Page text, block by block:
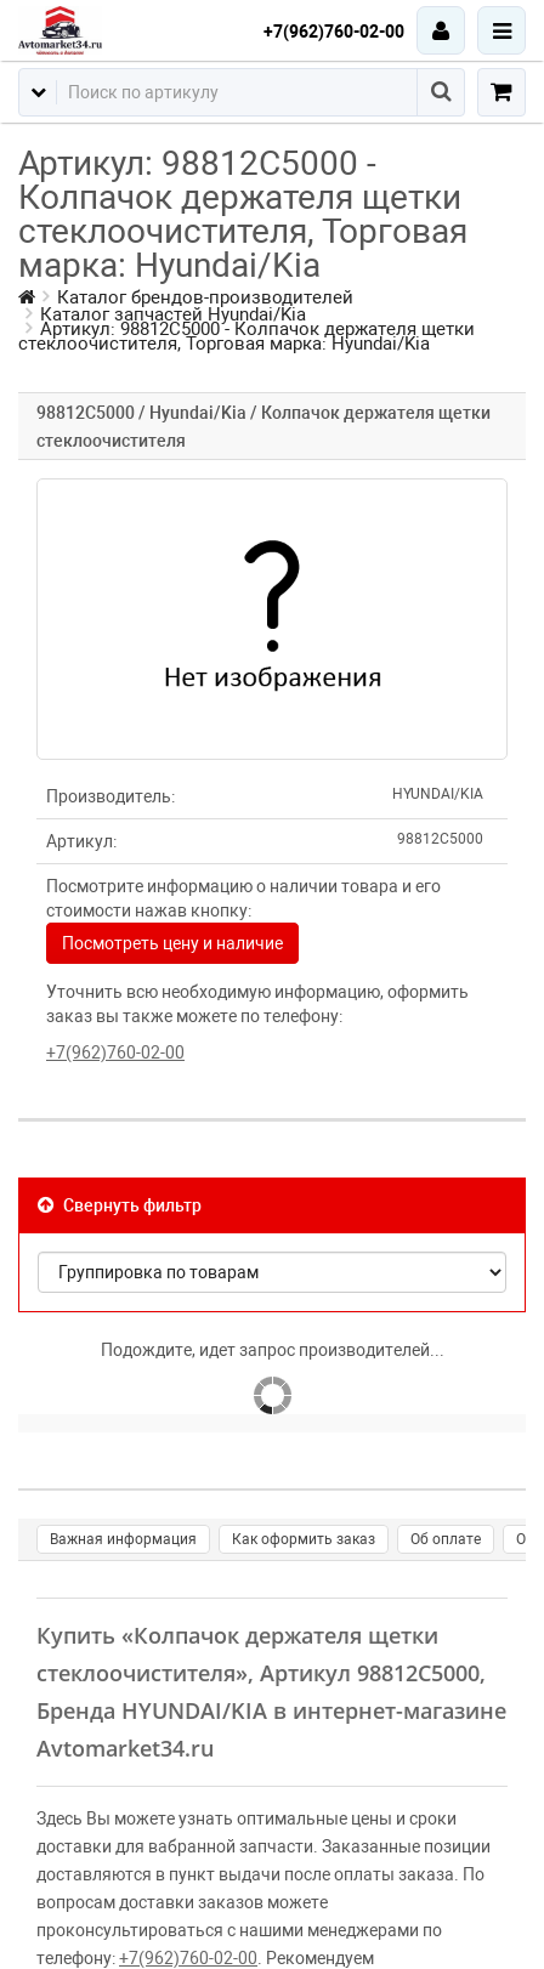
+7(962)760-02-00
Артикул: 98812C5000 -
Колпачок держателя щетки
стеклоочистителя, Торговая
марка: Hyundai/Kia
Каталог брендов-производителей
Каталог запчастей Hyundai/Kia
Артикул: 98812C5000 - Колпачок держателя щетки
стеклоочистителя, Торговая марка: Hyundai/Kia
98812C5000 / Hyundai/Kia / Колпачок держателя щетки
стеклоочистителя
Производитель: HYUNDAI/KIA
Артикул: 98812C5000
Посмотрите информацию о наличии товара и его
стоимости нажав кнопку:
Посмотреть цену и наличие
Уточнить всю необходимую информацию, оформить
заказ вы также можете по телефону:
+7(962)760-02-00
Свернуть фильтр
Подождите, идет запрос производителей...
Важная информация Как оформить заказ Об оплате О
Купить «Колпачок держателя щетки
стеклоочистителя», Артикул 98812C5000,
Бренда HYUNDAI/KIA в интернет-магазине
Avtomarket34.ru
Здесь Вы можете узнать оптимальные цены и сроки
доставки для вабранной запчасти. Заказанные позиции
доставляются в пункт выдачи после оплаты заказа. По
вопросам доставки заказов можете
проконсультироваться с нашими менеджерами по
телефону:+7(962)760-02-00 . Рекомендуем